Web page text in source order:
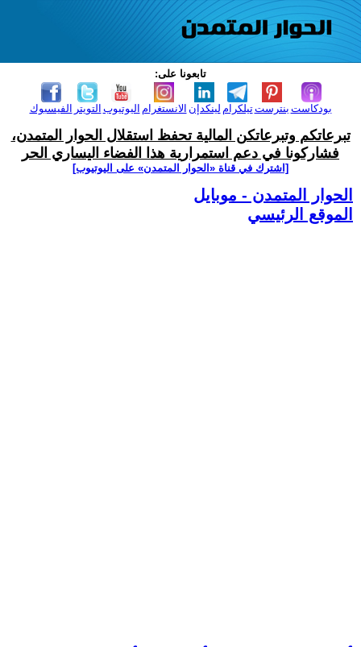
تابعونا على:
الفيسبوك التويتر اليوتيوب الانستغرام لينكدإن تيلكرامبنترست بودكاست
تبرعاتكم وتبرعاتكن المالية تحفظ استقلال الحوار المتمدن،
فشاركونا في دعم استمرارية هذا الفضاء اليساري الحر
[اشترك في قناة ‫«الحوار المتمدن» على اليوتيوب]
الحوار المتمدن - موبايل
الموقع الرئيسي